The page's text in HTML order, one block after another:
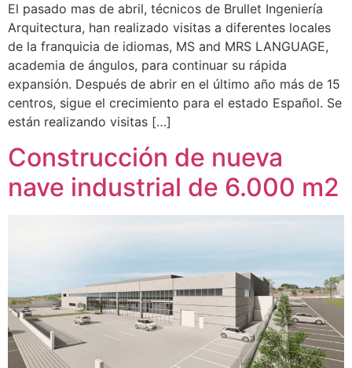
El pasado mas de abril, técnicos de Brullet Ingeniería
Arquitectura, han realizado visitas a diferentes locales
de la franquicia de idiomas, MS and MRS LANGUAGE,
academia de ángulos, para continuar su rápida
expansión. Después de abrir en el último año más de 15
centros, sigue el crecimiento para el estado Español. Se
están realizando visitas […]
Construcción de nueva
nave industrial de 6.000 m2